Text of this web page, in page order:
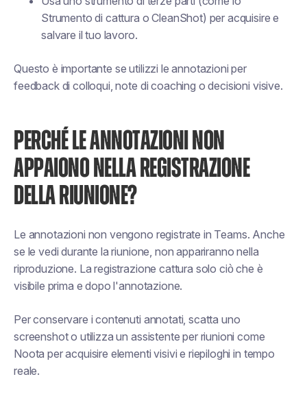
Strumento di cattura o CleanShot) per acquisire e
salvare il tuo lavoro.
Questo è importante se utilizzi le annotazioni per
feedback di colloqui, note di coaching o decisioni visive.
PERCHÉ LE ANNOTAZIONI NON
APPAIONO NELLA REGISTRAZIONE
DELLA RIUNIONE?
Le annotazioni non vengono registrate in Teams. Anche
se le vedi durante la riunione, non appariranno nella
riproduzione. La registrazione cattura solo ciò che è
visibile prima e dopo l'annotazione.
Per conservare i contenuti annotati, scatta uno
screenshot o utilizza un assistente per riunioni come
Noota per acquisire elementi visivi e riepiloghi in tempo
reale.